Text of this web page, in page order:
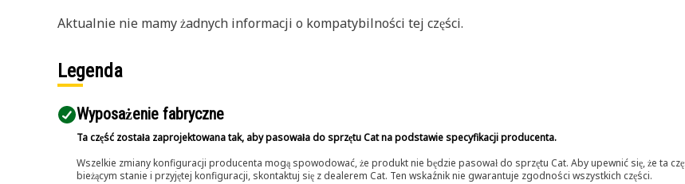
Aktualnie nie mamy żadnych informacji o kompatybilności tej części.
Legenda
Wyposażenie fabryczne
Ta część została zaprojektowana tak, aby pasowała do sprzętu Cat na podstawie specyfikacji producenta.
Wszelkie zmiany konfiguracji producenta mogą spowodować, że produkt nie będzie pasował do sprzętu Cat. Aby upewnić się, że ta
bieżącym stanie i przyjętej konfiguracji, skontaktuj się z dealerem Cat. Ten wskaźnik nie gwarantuje zgodności wszystkich części.